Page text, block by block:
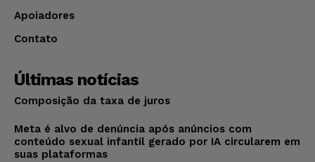
Apoiadores
Contato
Últimas notícias
Composição da taxa de juros
Meta é alvo de denúncia após anúncios com
conteúdo sexual infantil gerado por IA circularem em
suas plataformas